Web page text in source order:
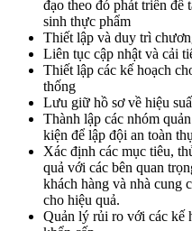
đạo theo đó phát triển để
sinh thực phẩm
Thiết lập và duy trì
Liên tục cập nhật và cải
Thiết lập các kế hoạch
thống
Lưu giữ hồ sơ về hiệu
Thành lập các nhóm
kiện để lập đội an toàn
Xác định các mục tiêu,
quả với các bên quan
khách hàng và nhà cung
cho hiệu quả.
Quản lý rủi ro với các kế